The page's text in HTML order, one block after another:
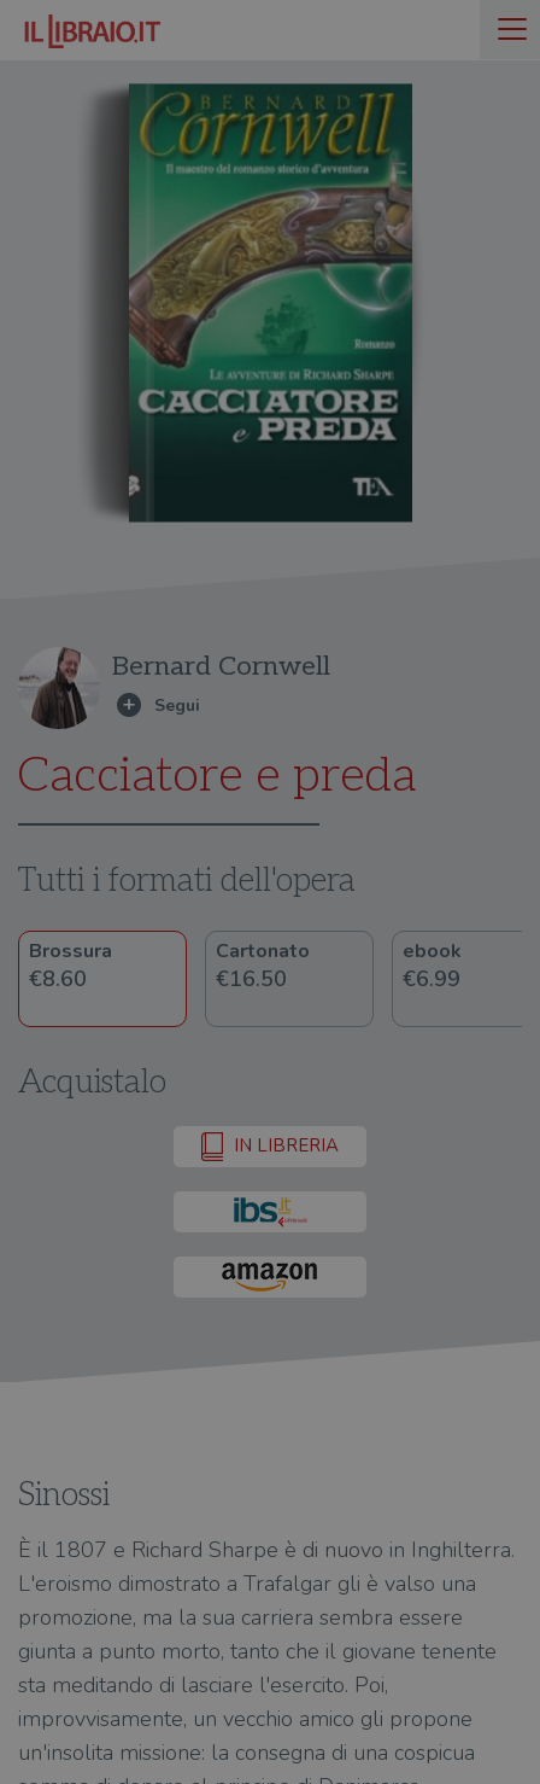
Bernard Cornwell
Cacciatore e preda
Tutti i formati dell'opera
Brossura
€8.60
Cartonato
€16.50
ebook
€6.99
Acquistalo
IN LIBRERIA
Sinossi
È il 1807 e Richard Sharpe è di nuovo in Inghilterra.
L'eroismo dimostrato a Trafalgar gli è valso una
promozione, ma la sua carriera sembra essere
giunta a punto morto, tanto che il giovane tenente
sta meditando di lasciare l'esercito. Poi,
improvvisamente, un vecchio amico gli propone
un'insolita missione: la consegna di una cospicua